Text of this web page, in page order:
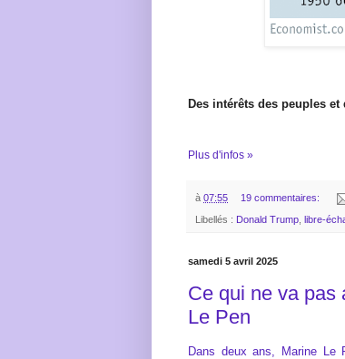
Des intérêts des peuples et
Plus d'infos »
à 07:55 19 commentaires:
Libellés : Donald Trump libre-
samedi 5 avril 2025
Ce qui ne va pas
Le Pen
Dans deux ans, Marine Le